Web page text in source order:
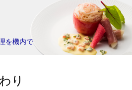
を機内で
り